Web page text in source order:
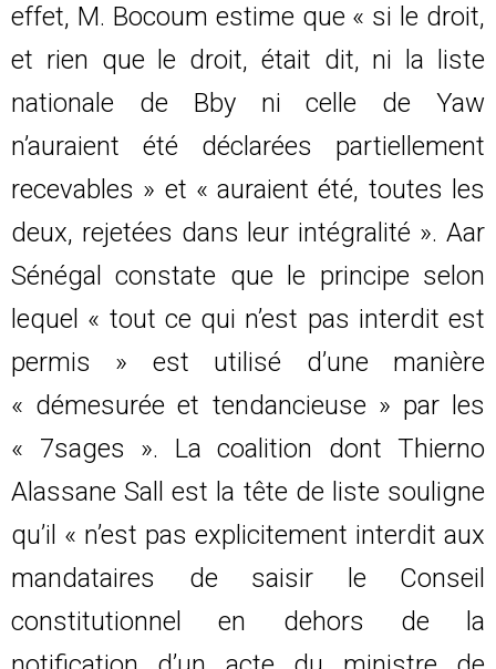
effet, M. Bocoum estime que « si le droit,
et rien que le droit, était dit, ni la liste
nationale de Bby ni celle de Yaw
n’auraient été déclarées partiellement
recevables » et « auraient été, toutes les
deux, rejetées dans leur intégralité ». Aar
Sénégal constate que le principe selon
lequel « tout ce qui n’est pas interdit est
permis » est utilisé d’une manière
« démesurée et tendancieuse » par les
« 7sages ». La coalition dont Thierno
Alassane Sall est la tête de liste souligne
qu’il « n’est pas explicitement interdit aux
mandataires de saisir le Conseil
constitutionnel en dehors de la